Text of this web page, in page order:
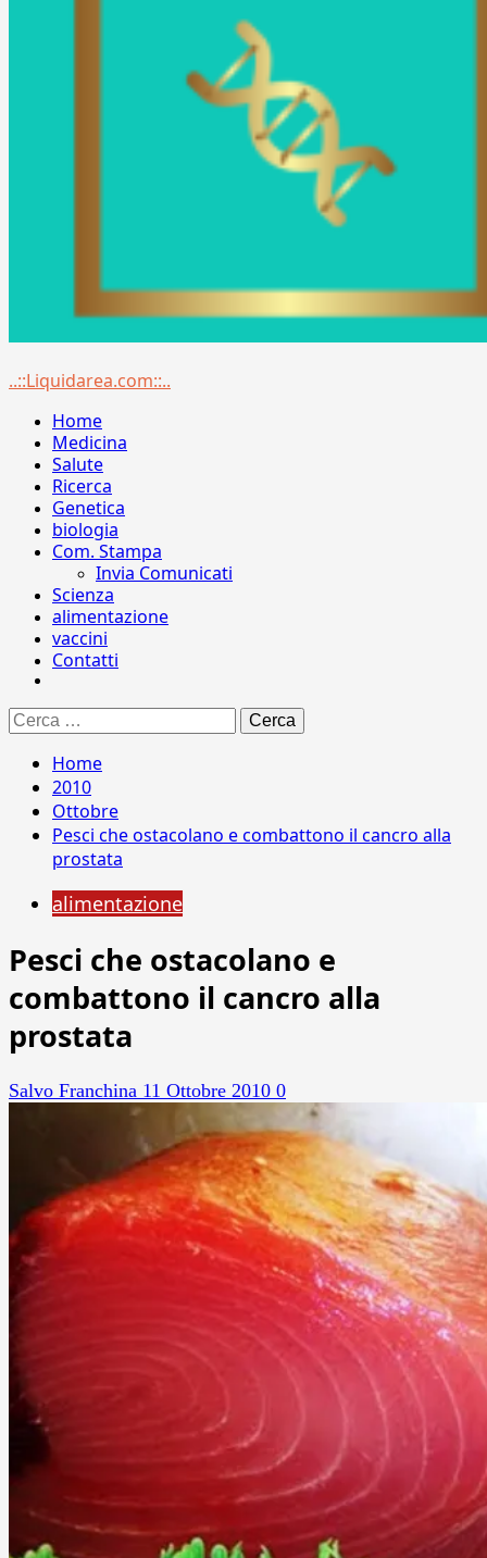
Menu
..::Liquidarea.com::..
Home
Medicina
Salute
Ricerca
Genetica
biologia
Com. Stampa
Invia Comunicati
Scienza
alimentazione
vaccini
Contatti
Ricerca
per:
Home
2010
Ottobre
Pesci che ostacolano e combattono il cancro alla
prostata
alimentazione
Pesci che ostacolano e
combattono il cancro alla
prostata
Salvo Franchina 11 Ottobre 2010 0